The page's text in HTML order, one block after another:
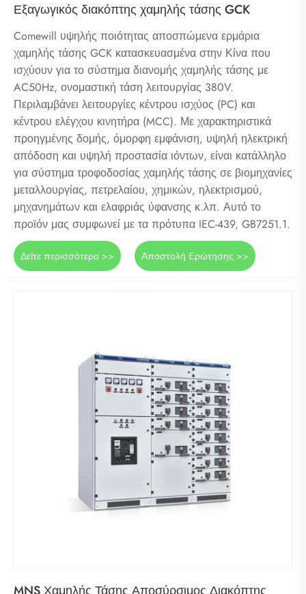
Εξαγωγικός διακόπτης χαμηλής τάσης GCK
Comewill υψηλής ποιότητας αποσπώμενα ερμάρια
χαμηλής τάσης GCK κατασκευασμένα στην Κίνα που
ισχύουν για το σύστημα διανομής χαμηλής τάσης με
AC50Hz, ονομαστική τάση λειτουργίας 380V.
Περιλαμβάνει λειτουργίες κέντρου ισχύος (PC) και
κέντρου ελέγχου κινητήρα (MCC). Με χαρακτηριστικά
προηγμένης δομής, όμορφη εμφάνιση, υψηλή ηλεκτρική
απόδοση και υψηλή προστασία ιόντων, είναι κατάλληλο
για σύστημα τροφοδοσίας χαμηλής τάσης σε βιομηχανίες
μεταλλουργίας, πετρελαίου, χημικών, ηλεκτρισμού,
μηχανημάτων και ελαφριάς ύφανσης κ.λπ. Αυτό το
προϊόν μας συμφωνεί με τα πρότυπα IEC-439, GB7251.1.
Δείτε περισσότερα >> Αποστολή Ερώτησης >>
MNS Χαμηλής Τάσης Αποσύρσιμος Διακόπτης